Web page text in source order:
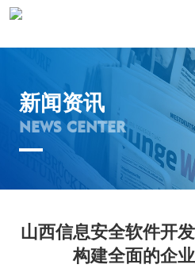
新闻资讯
NEWS CENTER
山西信息安全软件开
构建全面的企